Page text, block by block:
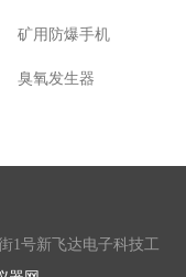
矿用防爆手机
臭氧发生器
1号新飞达电子科技工